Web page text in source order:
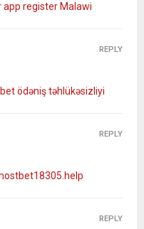
app register Malawi
ödəniş təhlükəsizliyi
REPLY
REPLY
REPLY